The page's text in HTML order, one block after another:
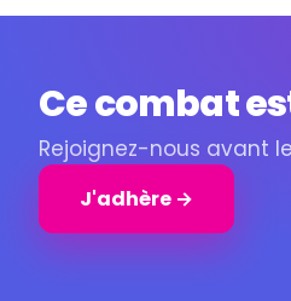
Ce combat
Rejoignez-nous avant
J'adhère →